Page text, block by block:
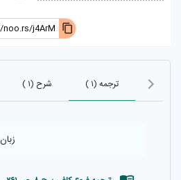
j4ArM
ترجمه (۱ ) شرح (۱ )